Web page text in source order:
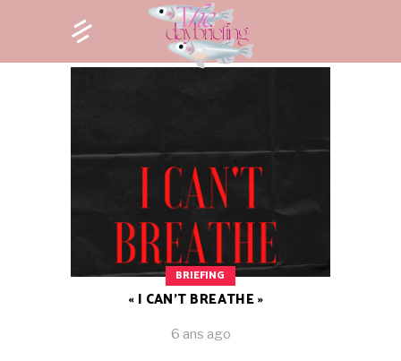
BRIEFING
« I CAN’T BREATHE »
6 ans ago